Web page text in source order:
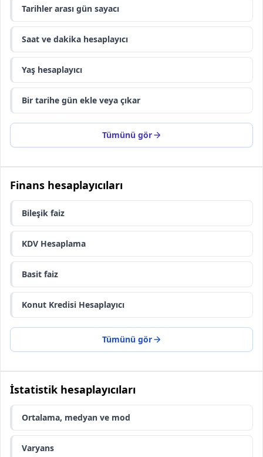
Tarihler arası gün sayacı
Saat ve dakika hesaplayıcı
Yaş hesaplayıcı
Bir tarihe gün ekle veya çıkar
Tümünü gör
Finans hesaplayıcıları
Bileşik faiz
KDV Hesaplama
Basit faiz
Konut Kredisi Hesaplayıcı
Tümünü gör
İstatistik hesaplayıcıları
Ortalama, medyan ve mod
Varyans